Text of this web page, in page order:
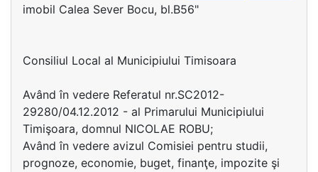
imobil Calea Sever Bocu, bl.B56"
Consiliul Local al Municipiului Timisoara
Având în vedere Referatul nr.SC2012-
29280/04.12.2012 - al Primarului Municipiului
Timişoara, domnul NICOLAE ROBU;
Având în vedere avizul Comisiei pentru studii,
prognoze, economie, buget, finanţe, impozite şi